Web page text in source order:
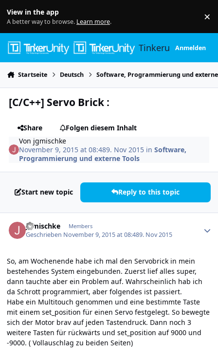
View in the app
A better way to browse. Learn more. ×
TinkerunityAnmelden
Startseite Deutsch Software, Programmierung und
[C/C++] Servo Brick :
Share
Folgen diesem Inhalt
Von jgmischke
November 9, 2015 at 08:489. Nov 2015 inSoftware,
Programmierung und externe Tools
Start new topic Reply to this topic
jgmischke Members
Geschrieben November 9, 2015 at 08:489. Nov 2015
So, am Wochenende habe ich mal den Servobrick in mein
bestehendes System eingebunden. Zuerst lief alles super,
dann tauchte aber ein Problem auf. Wahrscheinlich hab ich
da Schrott programmiert, aber folgendes ist passiert.
Habe ein Multitouch genommen und eine bestimmte Taste
mit einem set_position für einen Servo festgelegt. So bewegte
sich der Motor brav auf jeden Tastendruck. Dann noch 3
weitere Tasten für rückwärts und set_position auf 9000 und
-9000. ( Vollauschlag zu beiden Seiten)